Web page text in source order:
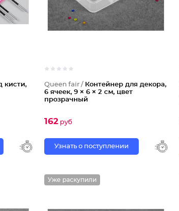
кисти,
Queen fair / Контейнер для декора,
6 ячеек, 9 × 6 × 2 см, цвет
прозрачный
162руб
Узнать о поступлении
Уже раскупили